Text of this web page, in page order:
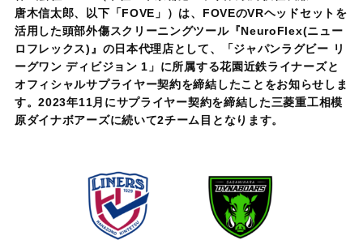
唐木信太郎、以下「FOVE」）は、FOVEのVRヘッドセットを
活用した頭部外傷スクリーニングツール『NeuroFlex(ニュー
ロフレックス)』の日本代理店として、「ジャパンラグビー リ
ーグワン ディビジョン 1」に所属する花園近鉄ライナーズと
オフィシャルサプライヤー契約を締結したことをお知らせしま
す。2023年11月にサプライヤー契約を締結した三菱重工相模
原ダイナボアーズに続いて2チーム目となります。